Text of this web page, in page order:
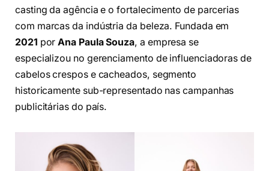
casting da agência e o fortalecimento de parcerias
com marcas da indústria da beleza. Fundada em
2021 porAna Paula Souza, a empresa se
especializou no gerenciamento de influenciadoras de
cabelos crespos e cacheados, segmento
historicamente sub-representado nas campanhas
publicitárias do país.